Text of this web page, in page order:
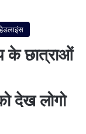
हेडलाइंस
के छात्राओं
देख लोगो